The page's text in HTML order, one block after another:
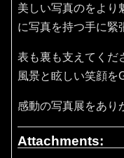
美しい写真のをより
に写真を持つ手に緊
表も裏も支えてくだ
風景と眩しい笑顔
感動の写真展をあり
Attachments: